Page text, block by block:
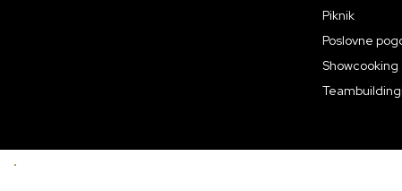
Piknik
Poslovne
Showcooking
Teambuildingi